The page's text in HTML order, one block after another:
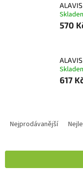
570
617
A
Í
Nejprodávanější